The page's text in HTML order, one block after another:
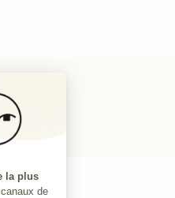
:
la plus
de